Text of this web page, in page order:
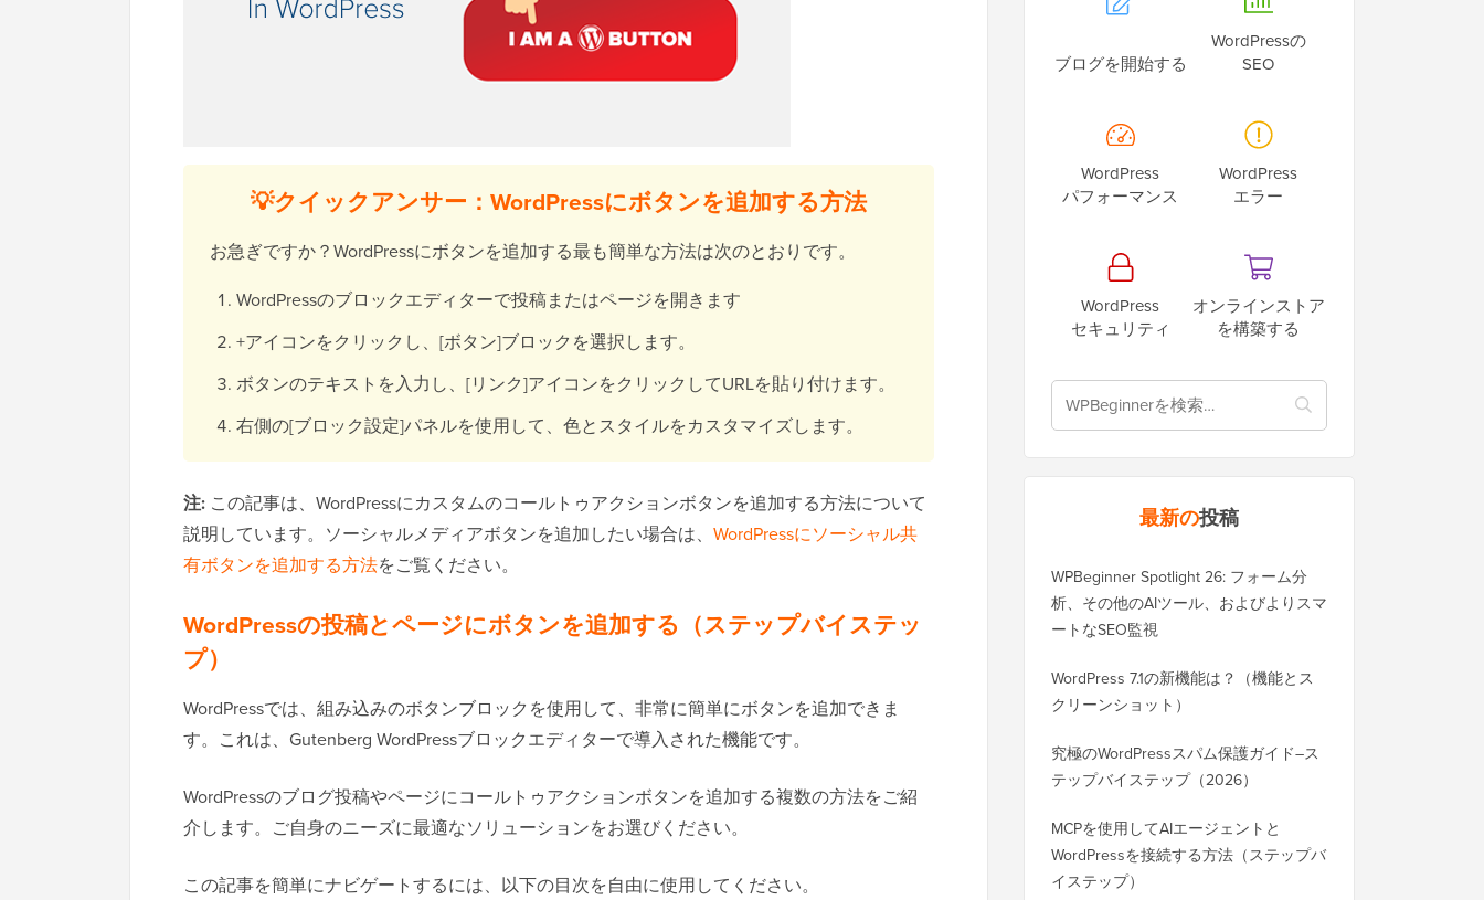
💡クイックアンサー：WordPressにボタンを追加する方法
お急ぎですか？WordPressにボタンを追加する最も簡単な方法は次のとおりです。
WordPressのブロックエディターで投稿またはページを開きます
+アイコンをクリックし、[ボタン]ブロックを選択します。
ボタンのテキストを入力し、[リンク]アイコンをクリックしてURLを貼り付けます。
右側の[ブロック設定]パネルを使用して、色とスタイルをカスタマイズします。
注: この記事は、WordPressにカスタムのコールトゥアクションボタンを追加する方法について
説明しています。ソーシャルメディアボタンを追加したい場合は、 WordPressにソーシャル共
有ボタンを追加する方法をご覧ください。
WordPressの投稿とページにボタンを追加する（ステップバイステッ
プ）
WordPressでは、組み込みのボタンブロックを使用して、非常に簡単にボタンを追加できま
す。これは、Gutenberg WordPressブロックエディターで導入された機能です。
WordPressのブログ投稿やページにコールトゥアクションボタンを追加する複数の方法をご紹
介します。ご自身のニーズに最適なソリューションをお選びください。
この記事を簡単にナビゲートするには、以下の目次を自由に使用してください。
ブログを開始する
WordPressの
SEO
WordPress
パフォーマンス
WordPress
エラー
WordPress
セキュリティ
オンラインストア
を構築する
最新の投稿
WPBeginner Spotlight 26: フォーム分
析、その他のAIツール、およびよりスマ
ートなSEO監視
WordPress 7.1の新機能は？（機能とス
クリーンショット）
究極のWordPressスパム保護ガイド–ス
テップバイステップ（2026）
MCPを使用してAIエージェントと
WordPressを接続する方法（ステップバ
イステップ）